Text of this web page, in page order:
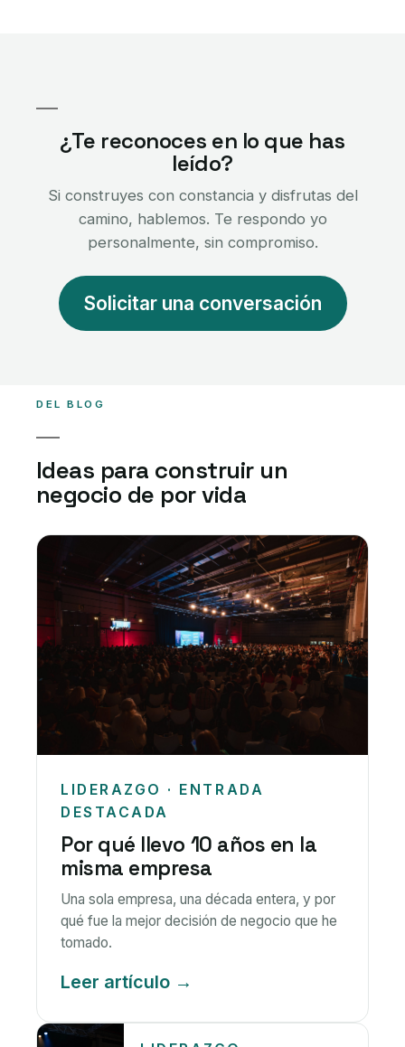
¿Te reconoces en lo que has
leído?
Si construyes con constancia y disfrutas del
camino, hablemos. Te respondo yo
personalmente, sin compromiso.
Solicitar una conversación
DEL BLOG
Ideas para construir un
negocio de por vida
LIDERAZGO · ENTRADA
DESTACADA
Por qué llevo 10 años en la
misma empresa
Una sola empresa, una década entera, y por
qué fue la mejor decisión de negocio que he
tomado.
Leer artículo